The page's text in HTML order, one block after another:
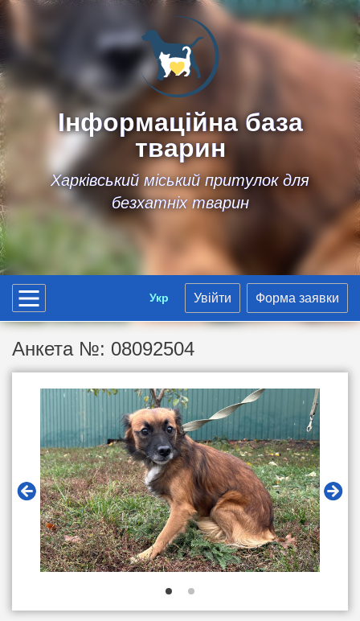
Інформаційна база
тварин
Харківський міський притулок для
безхатніх тварин
Укр Увійти Форма заявки
Анкета №: 08092504